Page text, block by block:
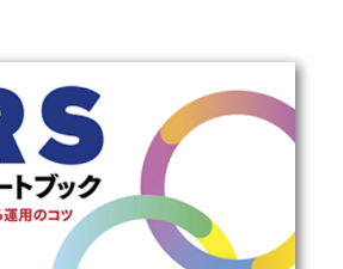
基礎医学関連科学(80)
自然科学(25)
医療技術(16)
歯科学(3)
薬学(7)
保健・体育(1)
医学一般(91) マルチメディア(0)